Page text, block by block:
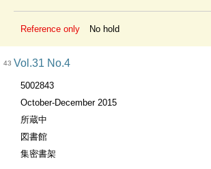
Reference only No hold
43 Vol.31 No.4
5002843
October-December 2015
所蔵中
図書館
集密書架